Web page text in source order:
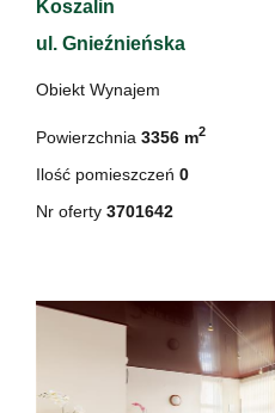
Koszalin
ul. Gnieźnieńska
Obiekt Wynajem
Powierzchnia 3356 m2
Ilość pomieszczeń 0
Nr oferty 3701642